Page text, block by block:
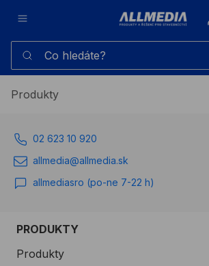
Co hledáte?
Produkty
02 623 10 920
allmedia@allmedia.sk
allmediasro (po-ne 7-22 h)
PRODUKTY
Produkty